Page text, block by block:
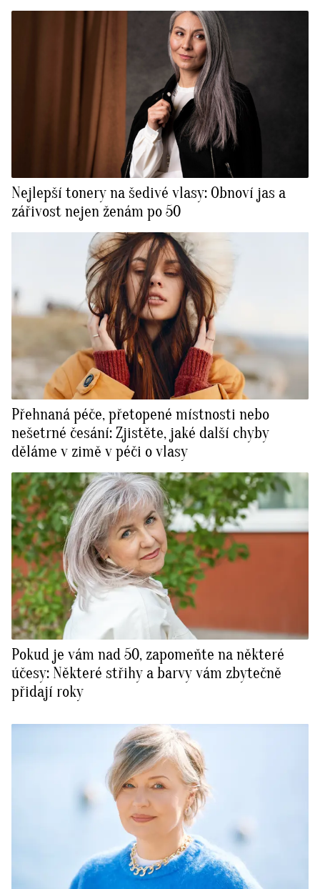
Nejlepší tonery na šedivé vlasy: Obnoví jas a
zářivost nejen ženám po 50
Přehnaná péče, přetopené místnosti nebo
nešetrné česání: Zjistěte, jaké další chyby
děláme v zimě v péči o vlasy
Pokud je vám nad 50, zapomeňte na některé
účesy: Některé střihy a barvy vám zbytečně
přidají roky